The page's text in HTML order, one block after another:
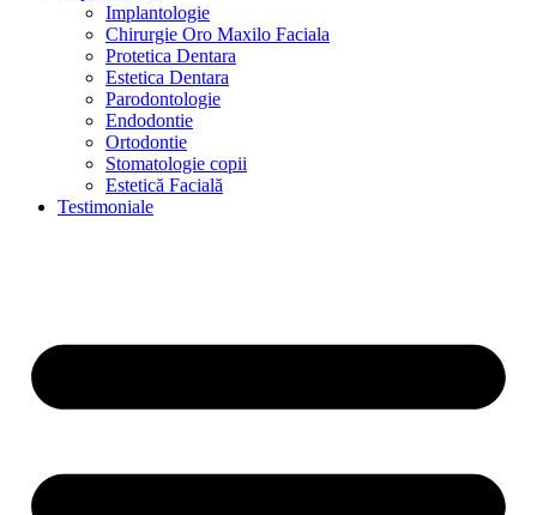
Implantologie
Chirurgie Oro Maxilo Faciala
Protetica Dentara
Estetica Dentara
Parodontologie
Endodontie
Ortodontie
Stomatologie copii
Estetică Facială
Testimoniale